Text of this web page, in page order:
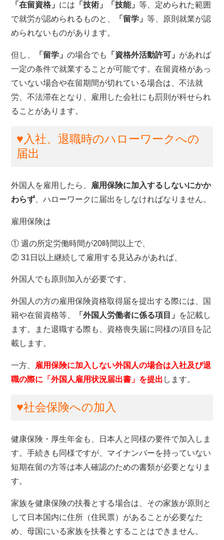
「在留資格」 には 「技術」「技能」 等、定められた範囲
で就労が認められるものと、
「留学」 等、原則就業が認
められないものがあります。
但し、 「留学」 の場合でも 「資格外活動許可」 があれば
一定の条件で就業することが可能です。在留資格があっ
ていない場合や在留期間が切れている場合は、不法就
労、不法滞在となり、雇用した会社にも罰則が科せられ
ることがあります。
♥入社、退職時のハローワークへの
届出
外国人を雇用したら、
雇用保険に加入するしないにかか
わらず、ハローワークに届出をしなければなりません。
雇用保険は
① 週の所定労働時間が20時間以上で、
② 31日以上継続して雇用する見込みがあれば、
外国人でも原則加入が必要です。
外国人の方の雇用保険資格取得届を提出する際には、国
籍や在留資格等、
「外国人労働者に係る項目」
を記載し
ます。また退職する際も、資格喪失届に同様の項目を記
載します。
一方、
雇用保険に加入しない外国人の場合は入社及び退
職の際に「外国人雇用状況届出書」を提出 します。
♥社会保険への加入
健康保険・厚生年金も、日本人と同様の要件で加入しま
す。手続きも同様ですが、マイナンバーを持っていない
短期在留の方等は本人確認のための書類が必要となりま
す。
家族を健康保険の扶養とする場合は、その家族が原則と
して日本国内に住所（住民票）があることが必要なた
め、母国にいる家族を扶養とすることはできません。